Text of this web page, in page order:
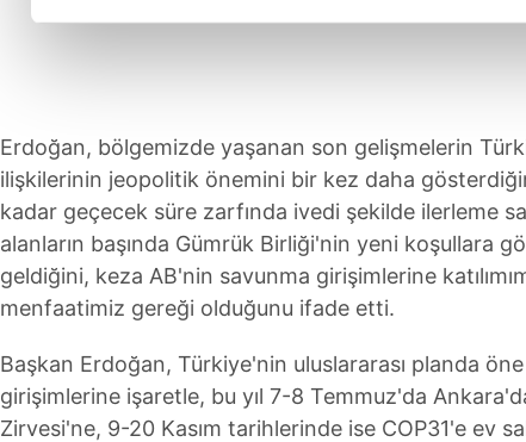
reklam/pazarlama faaliyetlerinin yapılması, amaçlarıyla
Çerezlere ilişkin tercihlerinizi aşağıda yer alan panel
butonuna tıklayabilir,
Çerez Bilgilendirme Metnimizi
6698 sayılı Kişisel Verilerin Korunması Kanunu
mevzuata uygun olarak kullanılan çerezlerle ilgili bilgi
Erdoğan, bölgemizde yaşanan son gelişmelerin
ilişkilerinin jeopolitik önemini bir kez daha
kadar geçecek süre zarfında ivedi şekilde ilerleme
alanların başında Gümrük Birliği'nin yeni koşullara
geldiğini, keza AB'nin savunma girişimlerine
menfaatimiz gereği olduğunu ifade etti.
Başkan Erdoğan, Türkiye'nin uluslararası planda
girişimlerine işaretle, bu yıl 7-8 Temmuz'da
Zirvesi'ne, 9-20 Kasım tarihlerinde ise COP31'e ev